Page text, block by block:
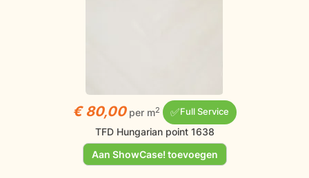
€ 80,00 per m2 ✅Full Service
TFD Hungarian point 1638
Aan ShowCase! toevoegen